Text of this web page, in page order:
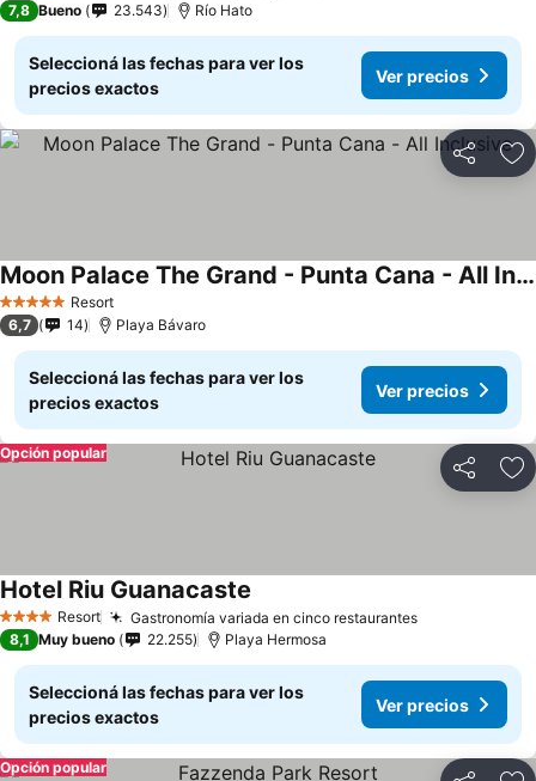
7,8 Bueno 23.543 Río Hato
Seleccioná las fechas para ver los
precios exactos
Ver precios
Compartir
5 Estrellas Resort
Moon Palace The Grand - Punta Cana - All Inclusive
6,7 14 Playa Bávaro
Seleccioná las fechas para ver los
precios exactos
Ver precios
Compartir
Opción popular
4 EstrellasResort Gastronomía variada en cinco restaurantes
Hotel Riu Guanacaste
8,1 Muy bueno 22.255 Playa Hermosa
Seleccioná las fechas para ver los
precios exactos
Ver precios
Opción popular